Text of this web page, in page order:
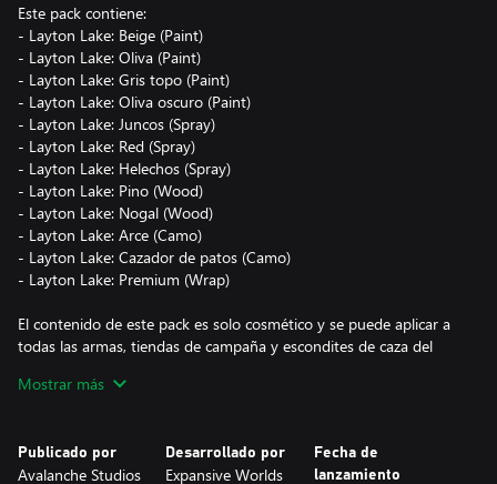
Este pack contiene:
- Layton Lake: Beige (Paint)
- Layton Lake: Oliva (Paint)
- Layton Lake: Gris topo (Paint)
- Layton Lake: Oliva oscuro (Paint)
- Layton Lake: Juncos (Spray)
- Layton Lake: Red (Spray)
- Layton Lake: Helechos (Spray)
- Layton Lake: Pino (Wood)
- Layton Lake: Nogal (Wood)
- Layton Lake: Arce (Camo)
- Layton Lake: Cazador de patos (Camo)
- Layton Lake: Premium (Wrap)
El contenido de este pack es solo cosmético y se puede aplicar a
todas las armas, tiendas de campaña y escondites de caza del
comprarlo.
Mostrar más
Publicado por
Avalanche Studios
Desarrollado por
Expansive Worlds
Fecha de
lanzamiento